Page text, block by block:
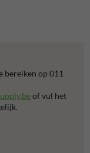
bereiken op 011
of vul het